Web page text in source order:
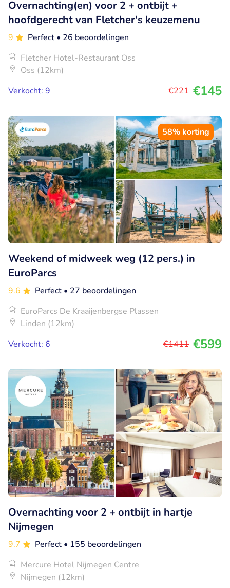
Overnachting(en) voor 2 + ontbijt +
hoofdgerecht van Fletcher's keuzemenu
9 Perfect • 26 beoordelingen
Fletcher Hotel-Restaurant Oss
Oss (12km)
Verkocht: 9
€221 €145
58% korting
Weekend of midweek weg (12 pers.) in
EuroParcs
9.6 Perfect • 27 beoordelingen
EuroParcs De Kraaijenbergse Plassen
Linden (12km)
Verkocht: 6
€1411 €599
Overnachting voor 2 + ontbijt in hartje
Nijmegen
9.7 Perfect • 155 beoordelingen
Mercure Hotel Nijmegen Centre
Nijmegen (12km)